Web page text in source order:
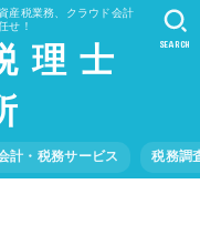
産税業務、クラウド会計
せ！
理 士
計・税務サービス 税務調
SEARCH